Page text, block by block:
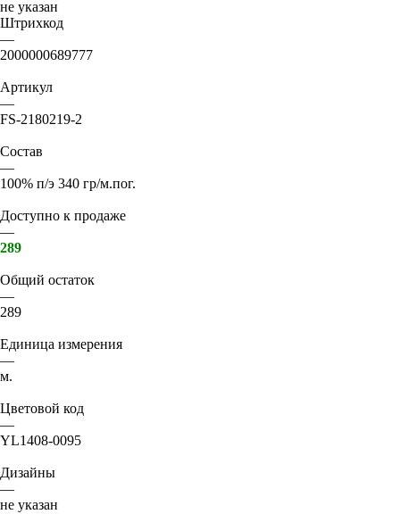
не указан
Штрихкод
—
2000000689777
Артикул
—
FS-2180219-2
Состав
—
100% п/э 340 гр/м.пог.
Доступно к продаже
—
289
Общий остаток
—
289
Единица измерения
—
м.
Цветовой код
—
YL1408-0095
Дизайны
—
не указан